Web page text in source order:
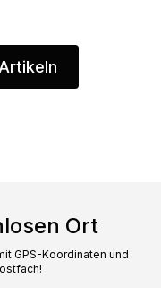
Ort
GPS-Koordinaten und